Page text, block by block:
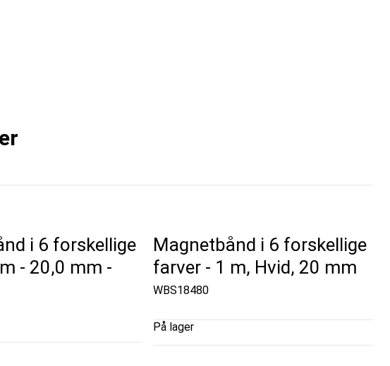
i 6 forskellige
- 20,0 mm -
Magnetbånd i 6 forskellige
farver - 1 m, Hvid, 20 mm
WBS18480
På lager